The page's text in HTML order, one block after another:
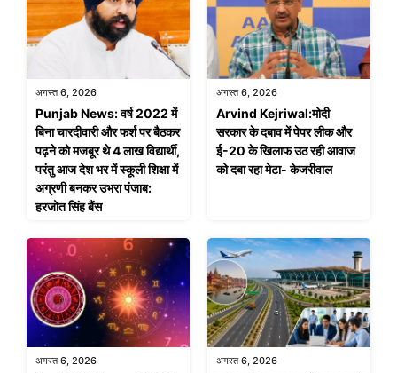
अगस्त 6, 2026
Punjab News: वर्ष 2022 में
बिना चारदीवारी और फर्श पर बैठकर
पढ़ने को मजबूर थे 4 लाख विद्यार्थी,
परंतु आज देश भर में स्कूली शिक्षा में
अग्रणी बनकर उभरा पंजाब:
हरजोत सिंह बैंस
अगस्त 6, 2026
Arvind Kejriwal:मोदी
सरकार के दबाव में पेपर लीक और
ई-20 के खिलाफ उठ रही आवाज
को दबा रहा मेटा- केजरीवाल
अगस्त 6, 2026 अगस्त 6, 2026